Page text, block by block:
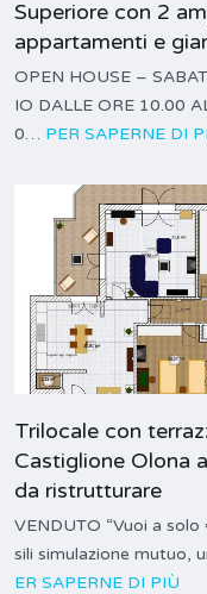
Superiore con 2
appartamenti e
OPEN HOUSE –
IO DALLE ORE 10.00
0… PER SAPERNE DI
Trilocale con
Castiglione Olona
da ristrutturare
VENDUTO “Vuoi a
sili simulazione mutuo,
ER SAPERNE DI PIÙ